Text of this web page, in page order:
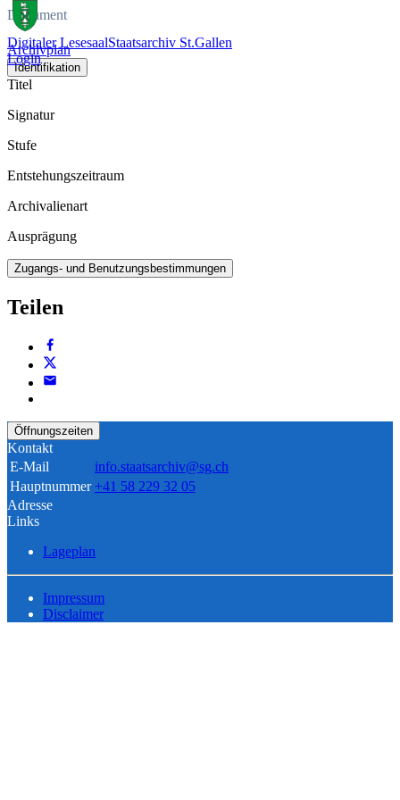
Digitaler LesesaalStaatsarchiv St.Gallen
Login
Dokument
Archivplan
Identifikation
Titel
Signatur
Stufe
Entstehungszeitraum
Archivalienart
Ausprägung
Zugangs- und Benutzungsbestimmungen
Teilen
Öffnungszeiten
Kontakt
E-Mail
info.staatsarchiv@sg.ch
Hauptnummer +41 58 229 32 05
Adresse
Links
Lageplan
Impressum
Disclaimer